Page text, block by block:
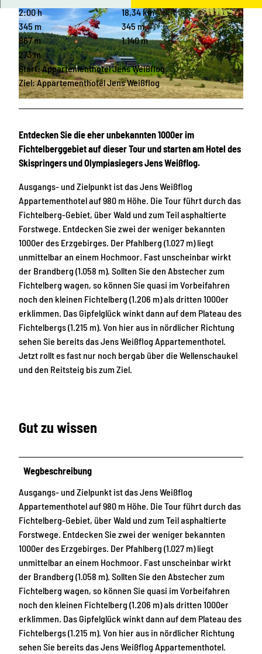
© Erlebnisheimat Erzgebirge
2:00 h
18,34 km
345 m
345 m
867 m
1.140 m
273 m
Start: Appartementhotel Jens Weißflog
Ziel: Appartementhotel Jens Weißflog
Entdecken Sie die eher unbekannten 1000er im
Fichtelberggebiet auf dieser Tour und starten am Hotel des
Skispringers und Olympiasiegers Jens Weißflog.
Ausgangs- und Zielpunkt ist das Jens Weißflog
Appartementhotel auf 980 m Höhe. Die Tour führt durch das
Fichtelberg-Gebiet, über Wald und zum Teil asphaltierte
Forstwege. Entdecken Sie zwei der weniger bekannten
1000er des Erzgebirges. Der Pfahlberg (1.027 m) liegt
unmittelbar an einem Hochmoor. Fast unscheinbar wirkt
der Brandberg (1.058 m). Sollten Sie den Abstecher zum
Fichtelberg wagen, so können Sie quasi im Vorbeifahren
noch den kleinen Fichtelberg (1.206 m) als dritten 1000er
erklimmen. Das Gipfelglück winkt dann auf dem Plateau des
Fichtelbergs (1.215 m). Von hier aus in nördlicher Richtung
sehen Sie bereits das Jens Weißflog Appartementhotel.
Jetzt rollt es fast nur noch bergab über die Wellenschaukel
und den Reitsteig bis zum Ziel.
Gut zu wissen
Wegbeschreibung
Ausgangs- und Zielpunkt ist das Jens Weißflog
Appartementhotel auf 980 m Höhe. Die Tour führt durch das
Fichtelberg-Gebiet, über Wald und zum Teil asphaltierte
Forstwege. Entdecken Sie zwei der weniger bekannten
1000er des Erzgebirges. Der Pfahlberg (1.027 m) liegt
unmittelbar an einem Hochmoor. Fast unscheinbar wirkt
der Brandberg (1.058 m). Sollten Sie den Abstecher zum
Fichtelberg wagen, so können Sie quasi im Vorbeifahren
noch den kleinen Fichtelberg (1.206 m) als dritten 1000er
erklimmen. Das Gipfelglück winkt dann auf dem Plateau des
Fichtelbergs (1.215 m). Von hier aus in nördlicher Richtung
sehen Sie bereits das Jens Weißflog Appartementhotel.